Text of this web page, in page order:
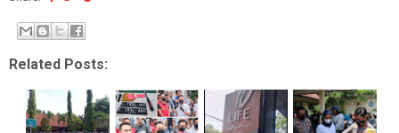
Related Posts: